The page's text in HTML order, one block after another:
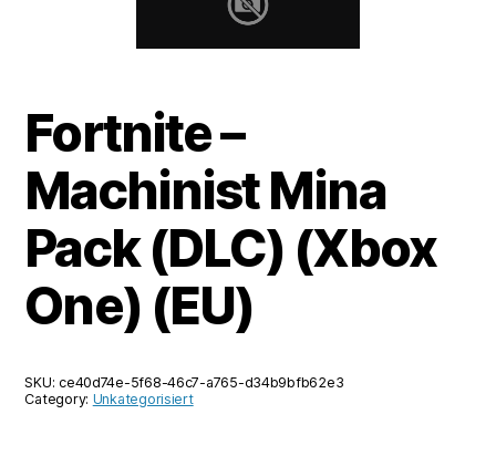
Fortnite –
Machinist Mina
Pack (DLC) (Xbox
One) (EU)
SKU:ce40d74e-5f68-46c7-a765-d34b9bfb62e3
Category: Unkategorisiert